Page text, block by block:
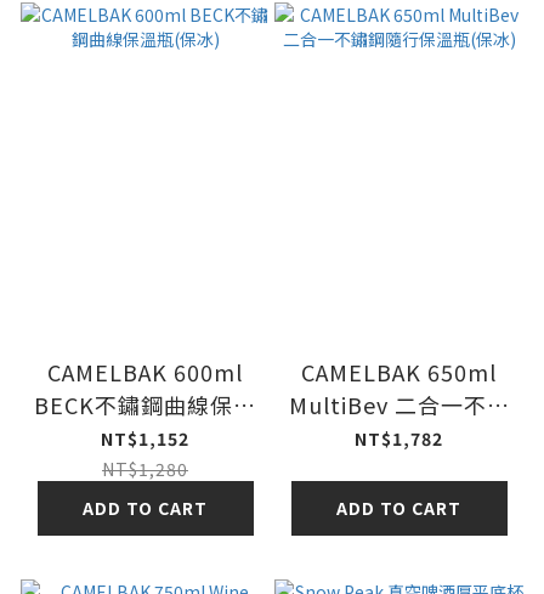
CAMELBAK 600ml
BECK不鏽鋼曲線保溫
瓶(保冰)
NT$1,152
NT$1,280
ADD TO CART
CAMELBAK 650ml
MultiBev 二合一不鏽
鋼隨行保溫瓶(保冰)
NT$1,782
ADD TO CART